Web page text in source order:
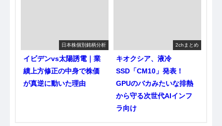
日本株個別銘柄分析
イビデンvs太陽誘電｜業
績上方修正の中身で株価
が真逆に動いた理由
2chまとめ
キオクシア、液冷
SSD「CM10」発表！
GPUのバカみたいな排熱
から守る次世代AIインフ
ラ向け